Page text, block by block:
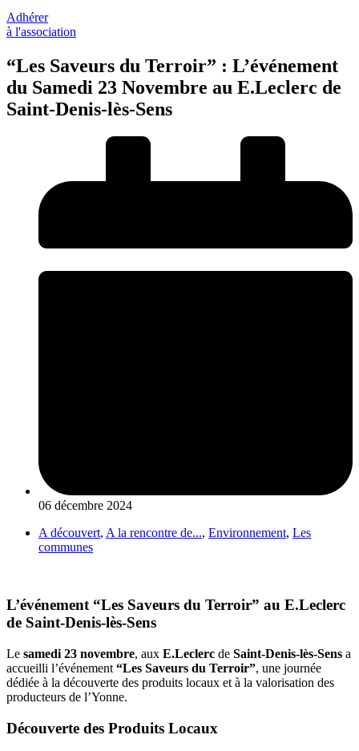
Adhérer
à l'association
“Les Saveurs du Terroir” : L’événement
du Samedi 23 Novembre au E.Leclerc de
Saint-Denis-lès-Sens
06 décembre 2024
A découvert, A la rencontre de..., Environnement, Les
communes
L’événement “Les Saveurs du Terroir” au E.Leclerc
de Saint-Denis-lès-Sens
Le samedi 23 novembre, aux E.Leclerc de Saint-Denis-lès-Sens a
accueilli l’événement “Les Saveurs du Terroir”, une journée
dédiée à la découverte des produits locaux et à la valorisation des
producteurs de l’Yonne.
Découverte des Produits Locaux